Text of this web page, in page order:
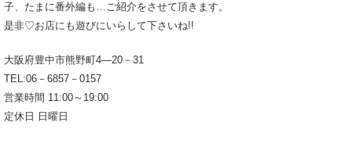
子、たまに番外編も…ご紹介をさせて頂きます。
是非♡お店にも遊びにいらして下さいね!!
大阪府豊中市熊野町4―20－31
TEL:06－6857－0157
営業時間 11:00～19:00
定休日 日曜日